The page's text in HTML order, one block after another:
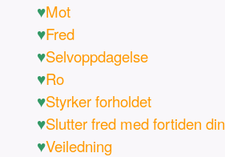
♥Mot
♥Fred
♥Selvoppdagelse
♥Ro
♥Styrker forholdet
♥Slutter fred med fortiden din
♥Veiledning